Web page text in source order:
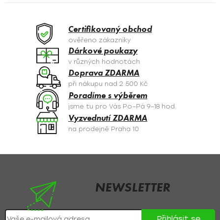
á
c
í
p
r
v
k
y
v
ý
p
s
Certifikovaný obchod
ověřeno zákazníky
Dárkové poukazy
v různých hodnotách
Doprava ZDARMA
při nákupu nad 2 500 Kč
Poradíme s výběrem
jsme tu pro Vás Po–Pá 9–18 hod.
Vyzvednutí ZDARMA
na prodejně Praha 10
NEWSLETTER